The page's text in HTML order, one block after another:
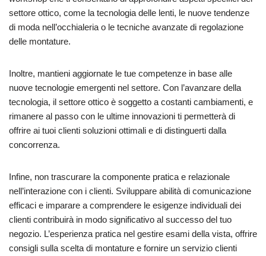
settore ottico, come la tecnologia delle lenti, le nuove tendenze
di moda nell’occhialeria o le tecniche avanzate di regolazione
delle montature.
Inoltre, mantieni aggiornate le tue competenze in base alle
nuove tecnologie emergenti nel settore. Con l’avanzare della
tecnologia, il settore ottico è soggetto a costanti cambiamenti, e
rimanere al passo con le ultime innovazioni ti permetterà di
offrire ai tuoi clienti soluzioni ottimali e di distinguerti dalla
concorrenza.
Infine, non trascurare la componente pratica e relazionale
nell’interazione con i clienti. Sviluppare abilità di comunicazione
efficaci e imparare a comprendere le esigenze individuali dei
clienti contribuirà in modo significativo al successo del tuo
negozio. L’esperienza pratica nel gestire esami della vista, offrire
consigli sulla scelta di montature e fornire un servizio clienti